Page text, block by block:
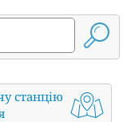
станцію